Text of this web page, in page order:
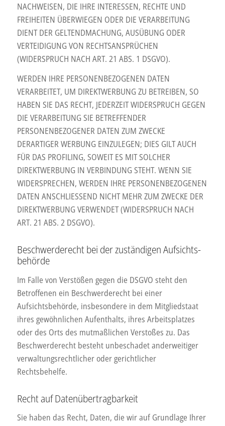
NACHWEISEN, DIE IHRE INTERESSEN, RECHTE UND
FREIHEITEN ÜBERWIEGEN ODER DIE VERARBEITUNG
DIENT DER GELTENDMACHUNG, AUSÜBUNG ODER
VERTEIDIGUNG VON RECHTSANSPRÜCHEN
(WIDERSPRUCH NACH ART. 21 ABS. 1 DSGVO).
WERDEN IHRE PERSONENBEZOGENEN DATEN
VERARBEITET, UM DIREKTWERBUNG ZU BETREIBEN, SO
HABEN SIE DAS RECHT, JEDERZEIT WIDERSPRUCH GEGEN
DIE VERARBEITUNG SIE BETREFFENDER
PERSONENBEZOGENER DATEN ZUM ZWECKE
DERARTIGER WERBUNG EINZULEGEN; DIES GILT AUCH
FÜR DAS PROFILING, SOWEIT ES MIT SOLCHER
DIREKTWERBUNG IN VERBINDUNG STEHT. WENN SIE
WIDERSPRECHEN, WERDEN IHRE PERSONENBEZOGENEN
DATEN ANSCHLIESSEND NICHT MEHR ZUM ZWECKE DER
DIREKTWERBUNG VERWENDET (WIDERSPRUCH NACH
ART. 21 ABS. 2 DSGVO).
Beschwerde­recht bei der zuständigen Aufsichts­
behörde
Im Falle von Verstößen gegen die DSGVO steht den
Betroffenen ein Beschwerderecht bei einer
Aufsichtsbehörde, insbesondere in dem Mitgliedstaat
ihres gewöhnlichen Aufenthalts, ihres Arbeitsplatzes
oder des Orts des mutmaßlichen Verstoßes zu. Das
Beschwerderecht besteht unbeschadet anderweitiger
verwaltungsrechtlicher oder gerichtlicher
Rechtsbehelfe.
Recht auf Daten­übertrag­barkeit
Sie haben das Recht, Daten, die wir auf Grundlage Ihrer